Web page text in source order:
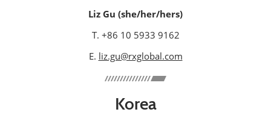
Liz Gu (she/her/hers)
T. +86 10 5933 9162
E. liz.gu@rxglobal.com
Korea